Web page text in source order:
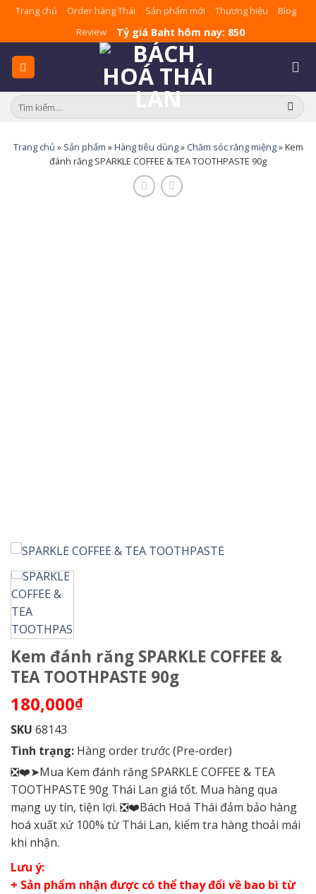
Skip
content
Trang chủ Order hàng Thái Sản phẩm mới Thương hiệu
Blog
Review
Tỷ giá Baht hôm nay: 850
Tìm
kiếm:
Trang chủ » Sản phẩm »Hàng tiêu dùng» Chăm sóc răng miệng»Kem
đánh răng SPARKLE COFFEE & TEA TOOTHPASTE 90g
Kem đánh răng SPARKLE COFFEE &
TEA TOOTHPASTE 90g
180,000₫
SKU 68143
Tình trạng: Hàng order trước (Pre-order)
❎❤️➤Mua Kem đánh răng SPARKLE COFFEE & TEA
TOOTHPASTE 90g Thái Lan giá tốt. Mua hàng qua
mạng uy tín, tiện lợi. ❎❤️Bách Hoá Thái đảm bảo hàng
hoá xuất xứ 100% từ Thái Lan, kiểm tra hàng thoải mái
khi nhận.
Lưu ý:
+ Sản phẩm nhận được có thể thay đổi về bao bì từ